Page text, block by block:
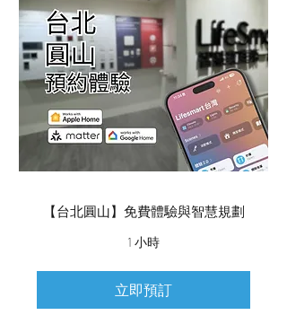
【台北圓山】免費體驗與智慧規劃
1 小時
立即預訂